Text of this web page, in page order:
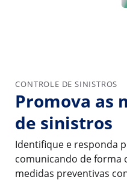
CONTROLE DE SINISTROS
Promova as
de sinistros
Identifique e responda
comunicando de forma
medidas preventivas